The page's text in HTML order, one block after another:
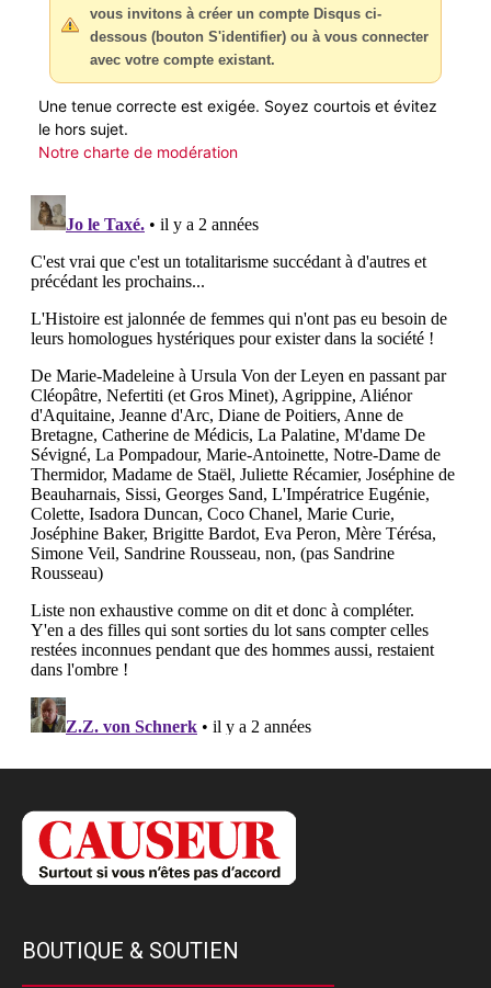
vous invitons à créer un compte Disqus ci-
dessous (bouton S'identifier) ou à vous connecter
avec votre compte existant.
Une tenue correcte est exigée. Soyez courtois et évitez
le hors sujet.
Notre charte de modération
BOUTIQUE & SOUTIEN